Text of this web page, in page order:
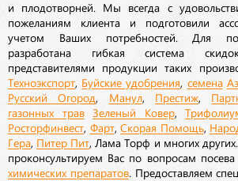
и плодотворней. Мы всегда с
пожеланиям клиента и подготовили
учетом Ваших потребностей. Для
разработана гибкая система
представителями продукции таких
Техноэкспорт Буйские удобрения семена
Русский Огород Манул, Престиж
газонных трав Зеленый Ковер,
Росторфинвест Фарт, Скорая Помощь
Гера Питер Пит , Лама Торф и многих
проконсультируем Вас по вопросам
химических препаратов. Предоставляем